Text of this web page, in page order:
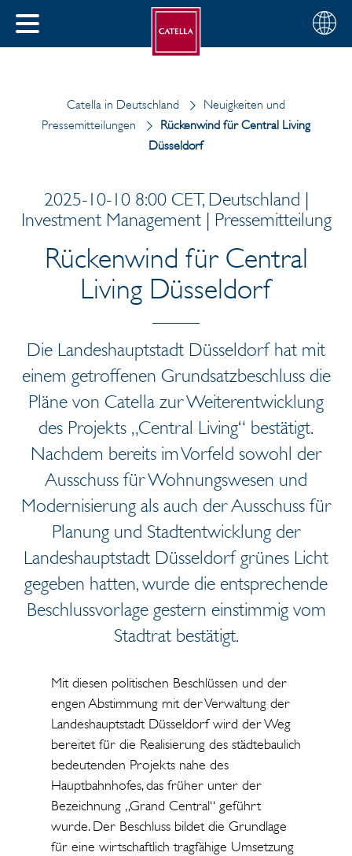
SCHLIESSEN
Wählen
Sie
Deutsch
Catella in Deutschland
Neuigkeiten und
Pressemitteilungen
Rückenwind für Central Living
Düsseldorf
2025-10-10 8:00 CET, Deutschland |
Investment Management | Pressemitteilung
Rückenwind für Central
Living Düsseldorf
Die Landeshauptstadt Düsseldorf hat mit
einem getroffenen Grundsatzbeschluss die
Pläne von Catella zur Weiterentwicklung
des Projekts „Central Living“ bestätigt.
Nachdem bereits im Vorfeld sowohl der
Ausschuss für Wohnungswesen und
Modernisierung als auch der Ausschuss für
Planung und Stadtentwicklung der
Landeshauptstadt Düsseldorf grünes Licht
gegeben hatten, wurde die entsprechende
Beschlussvorlage gestern einstimmig vom
Stadtrat bestätigt.
Mit diesen politischen Beschlüssen und der
engen Abstimmung mit der Verwaltung der
Landeshauptstadt Düsseldorf wird der Weg
bereitet für die Realisierung des städtebaulich
bedeutenden Projekts nahe des
Hauptbahnhofes, das früher unter der
Bezeichnung „Grand Central“ geführt
wurde. Der Beschluss bildet die Grundlage
für eine wirtschaftlich tragfähige Umsetzung